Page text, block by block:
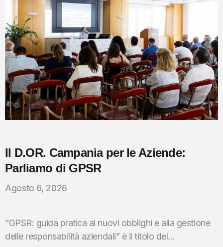
Il D.OR. Campania per le Aziende:
Parliamo di GPSR
Agosto 6, 2026
“GPSR: guida pratica ai nuovi obblighi e alla gestione
delle responsabilità aziendali” è il titolo del...